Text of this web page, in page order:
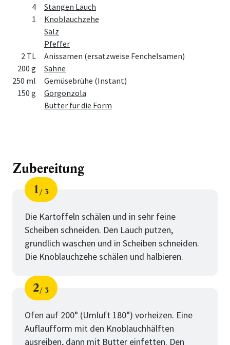
4
Stangen Lauch
1
Knoblauchzehe
Salz
Pfeffer
2 TL
Anissamen (ersatzweise Fenchelsamen)
200 g
Sahne
250 ml
Gemüsebrühe (Instant)
150 g
Gorgonzola
Butter für die Form
Zubereitung
Schritt
1
von
3
Die Kartoffeln schälen und in sehr feine
Scheiben schneiden. Den Lauch putzen,
gründlich waschen und in Scheiben schneiden.
Die Knoblauchzehe schälen und halbieren.
Schritt
2
von
3
Ofen auf 200° (Umluft 180°) vorheizen. Eine
Auflaufform mit den Knoblauchhälften
ausreiben, dann mit Butter einfetten. Den